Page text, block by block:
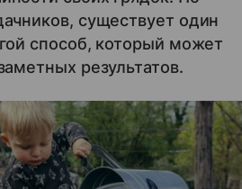
существует один
способ, который может
результатов.